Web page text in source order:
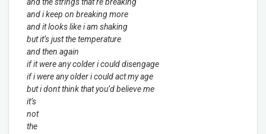
and i keep on breaking more
and it looks like i am shaking
but it’s just the temperature
and then again
if it were any colder i could disengage
if i were any older i could act my age
but i dont think that you’d believe me
it’s
not
the